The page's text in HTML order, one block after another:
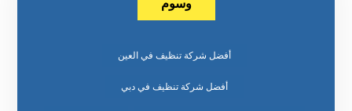
وسوم
أفضل شركة تنظيف في العين
أفضل شركة تنظيف في دبي